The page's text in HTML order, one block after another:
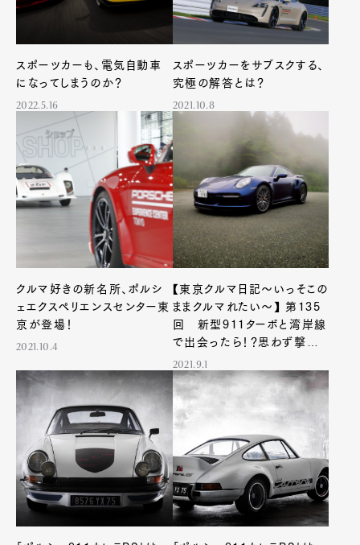
Contact
Pen Meet
Pen international Pen tw
スポーツカーも、電気自動車
になってしまうのか？
2022.5.16
スポーツカーをサブスクする、
究極の解答とは？
2021.10.8
クルマ好きの新名所、ポルシ
ェエクスペリエンスセンター東
京が登場！
2021.10.4
【東京クルマ日記〜いっそこの
ままクルマれたい〜】 第135
回 新型911ターボと湾岸線
で出会ったら！？思わず撃墜
されたくなるカリスマ的アイコ
ン
2021.9.1